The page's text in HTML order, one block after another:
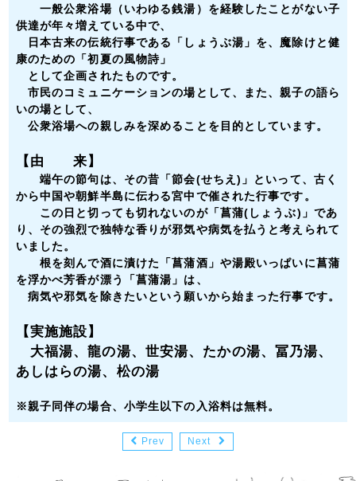
一般公衆浴場（いわゆる銭湯）を経験したことがない子
供達が年々増えている中で、
日本古来の伝統行事である
「しょうぶ湯」 を、魔除けと健
康のための「初夏の風物詩」
として企画されたものです。
市民のコミュニケーションの場として、また、親子の語ら
いの場として、
公衆浴場への親しみを深めることを目的としています。
【由 来】
端午の節句は、その昔「節会(せちえ)」といって、古く
から中国や朝鮮半島に伝わる宮中で催された行事です。
この日と切っても切れないのが「菖蒲(しょうぶ)」であ
り、その強烈で独特な香りが邪気や病気を払うと考えられて
いました。
根を刻んで酒に漬けた「菖蒲酒」や湯殿いっぱいに菖蒲
を浮かべ芳香が漂う「菖蒲湯」は、
病気や邪気を除きたいという願いから始まった行事です。
【実施施設】
大福湯、龍の湯、世安湯、たかの湯、冨乃湯、
あしはらの湯、松の湯
※親子同伴の場合、小学生以下の入浴料は無料。
Prev Next